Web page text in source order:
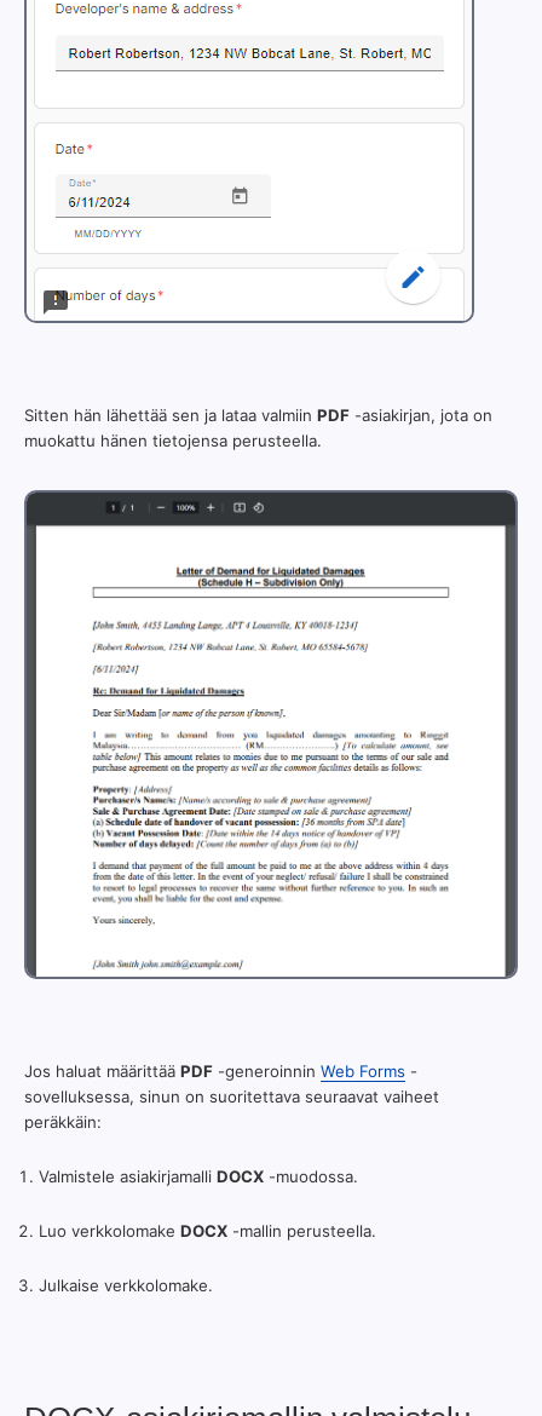
Sitten hän lähettää sen ja lataa valmiin PDF -asiakirjan, jota on
muokattu hänen tietojensa perusteella.
Jos haluat määrittää PDF -generoinnin Web Forms -
sovelluksessa, sinun on suoritettava seuraavat vaiheet
peräkkäin:
Valmistele asiakirjamalli DOCX -muodossa.
Luo verkkolomake DOCX -mallin perusteella.
Julkaise verkkolomake.